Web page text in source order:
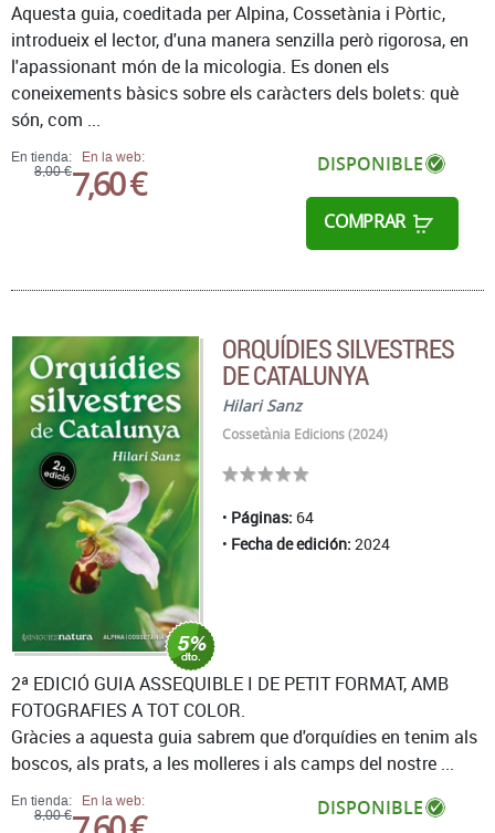
En tienda:
8,00 €
En la web:
7,60 € DISPONIBLE
COMPRAR
Aquesta guia, coeditada per Alpina, Cossetània i Pòrtic,
introdueix el lector, d'una manera senzilla però rigorosa, en
l'apassionant món de la micologia. Es donen els
coneixements bàsics sobre els caràcters dels bolets: què
són, com ...
ORQUÍDIES SILVESTRES
DE CATALUNYA
Hilari Sanz
Cossetània Edicions (2024)
Páginas: 64
Fecha de edición: 2024
En tienda:
8,00 €
En la web: DISPONIBLE
2ª EDICIÓ GUIA ASSEQUIBLE I DE PETIT FORMAT, AMB
FOTOGRAFIES A TOT COLOR.
Gràcies a aquesta guia sabrem que d'orquídies en tenim als
boscos, als prats, a les molleres i als camps del nostre ...